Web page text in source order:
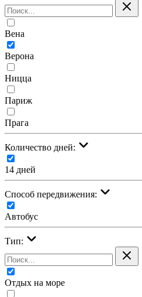
Вена
Верона
Ницца
Париж
Прага
Количество дней:
14 дней
Cпособ передвижения:
Автобус
Тип:
Отдых на море